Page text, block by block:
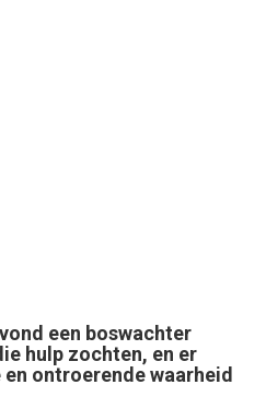
een boswachter
hulp zochten, en er
ontroerende waarheid